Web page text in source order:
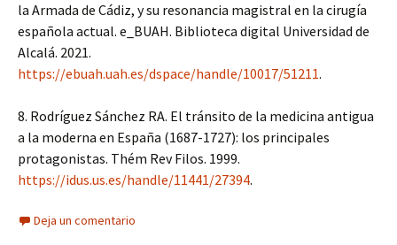
la Armada de Cádiz, y su resonancia magistral en la cirugía
española actual. e_BUAH. Biblioteca digital Universidad de
Alcalá. 2021.
https://ebuah.uah.es/dspace/handle/10017/51211.
8. Rodríguez Sánchez RA. El tránsito de la medicina antigua
a la moderna en España (1687-1727): los principales
protagonistas. Thém Rev Filos. 1999.
https://idus.us.es/handle/11441/27394.
Deja un comentario